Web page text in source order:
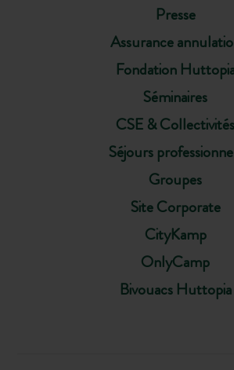
Presse
Assurance
Fondation
Séminaires
CSE & Collectivités
Séjours
Groupes
Site Corporate
CityKamp
OnlyCamp
Bivouacs Huttopia